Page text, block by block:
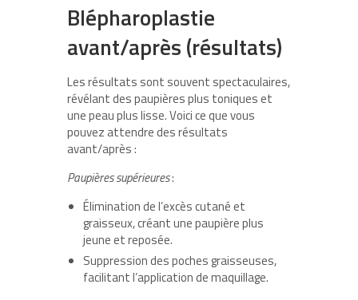
Blépharoplastie
avant/après (résultats)
Les résultats sont souvent spectaculaires,
révélant des paupières plus toniques et
une peau plus lisse. Voici ce que vous
pouvez attendre des résultats
avant/après :
Paupières supérieures:
Élimination de l’excès cutané et
graisseux, créant une paupière plus
jeune et reposée.
Suppression des poches graisseuses,
facilitant l’application de maquillage.